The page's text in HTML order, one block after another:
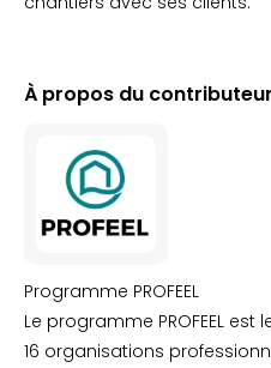
À propos du contributeur
Programme PROFEEL
Le programme PROFEEL
16 organisations